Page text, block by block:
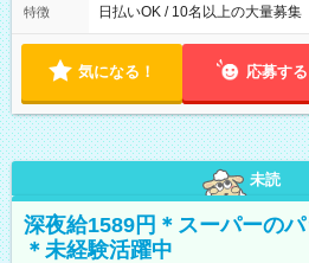
特徴 日払いOK / 10名以上の大量募集
気になる！ 応募する
未読
深夜給1589円＊スーパーの
＊未経験活躍中